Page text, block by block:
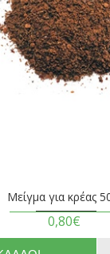
Μείγμα για κρέας
0,80€